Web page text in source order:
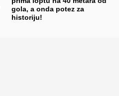
gola, a onda potez za
historiju!